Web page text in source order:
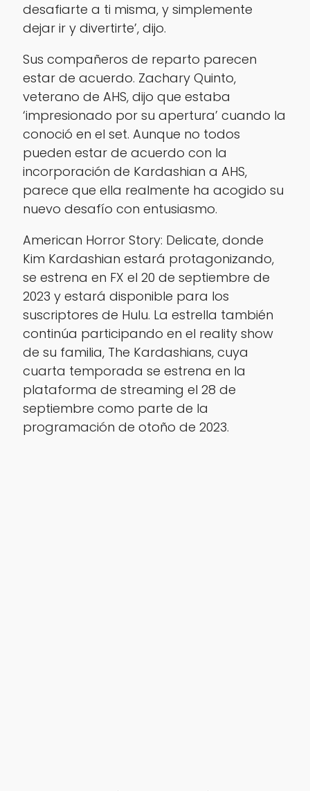
desafiarte a ti misma, y simplemente
dejar ir y divertirte’, dijo.
Sus compañeros de reparto parecen
estar de acuerdo. Zachary Quinto,
veterano de AHS, dijo que estaba
‘impresionado por su apertura’ cuando la
conoció en el set. Aunque no todos
pueden estar de acuerdo con la
incorporación de Kardashian a AHS,
parece que ella realmente ha acogido su
nuevo desafío con entusiasmo.
American Horror Story: Delicate, donde
Kim Kardashian estará protagonizando,
se estrena en FX el 20 de septiembre de
2023 y estará disponible para los
suscriptores de Hulu. La estrella también
continúa participando en el reality show
de su familia, The Kardashians, cuya
cuarta temporada se estrena en la
plataforma de streaming el 28 de
septiembre como parte de la
programación de otoño de 2023.